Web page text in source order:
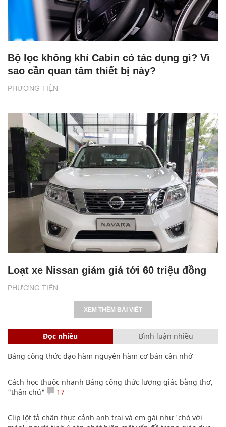
PHƯƠNG TIỆN
Bộ lọc không khí Cabin có tác dụng gì? Vì
sao cần quan tâm thiết bị này?
PHƯƠNG TIỆN
Loạt xe Nissan giảm giá tới 60 triệu đồng
XEM THÊM BÀI VIẾT
Đọc nhiều Bình luận nhiều
Bảng công thức đạo hàm nguyên hàm cơ bản cần nhớ
Cách học thuộc nhanh Bảng công thức lượng giác bằng thơ,
"thần chú"
17
Clip lột tả chân thực cảnh anh trai và em gái như 'chó với